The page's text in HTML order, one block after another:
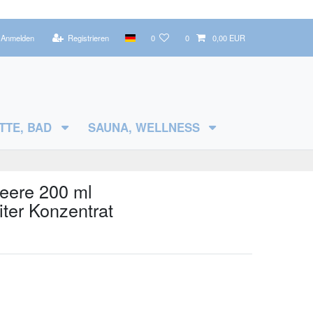
Anmelden Registrieren 0 0 0,00 EUR
BAD SAUNA, WELLNESS
200 ml
Konzentrat